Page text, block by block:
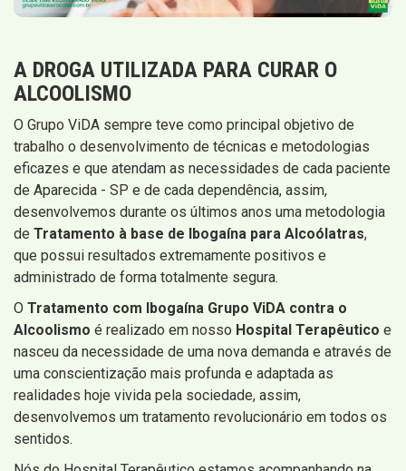
A DROGA UTILIZADA PARA CURAR O
ALCOOLISMO
O Grupo ViDA sempre teve como principal objetivo de
trabalho o desenvolvimento de técnicas e metodologias
eficazes e que atendam as necessidades de cada paciente
de Aparecida - SP e de cada dependência, assim,
desenvolvemos durante os últimos anos uma metodologia
de Tratamento à base de Ibogaína para Alcoólatras,
que possui resultados extremamente positivos e
administrado de forma totalmente segura.
O Tratamento com Ibogaína Grupo ViDA contra o
Alcoolismo é realizado em nosso Hospital Terapêutico e
nasceu da necessidade de uma nova demanda e através de
uma conscientização mais profunda e adaptada as
realidades hoje vivida pela sociedade, assim,
desenvolvemos um tratamento revolucionário em todos os
sentidos.